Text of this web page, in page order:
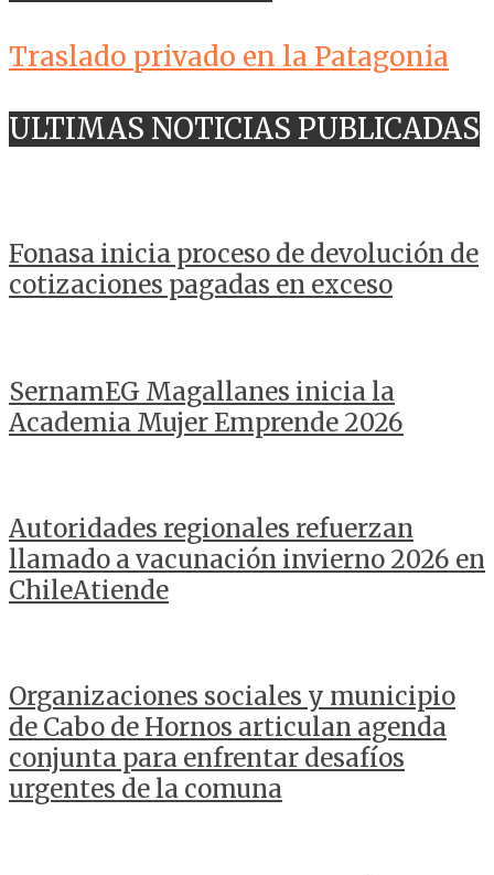
Traslado privado en la Patagonia
ULTIMAS NOTICIAS PUBLICADAS
Fonasa inicia proceso de devolución de
cotizaciones pagadas en exceso
SernamEG Magallanes inicia la
Academia Mujer Emprende 2026
Autoridades regionales refuerzan
llamado a vacunación invierno 2026 en
ChileAtiende
Organizaciones sociales y municipio
de Cabo de Hornos articulan agenda
conjunta para enfrentar desafíos
urgentes de la comuna